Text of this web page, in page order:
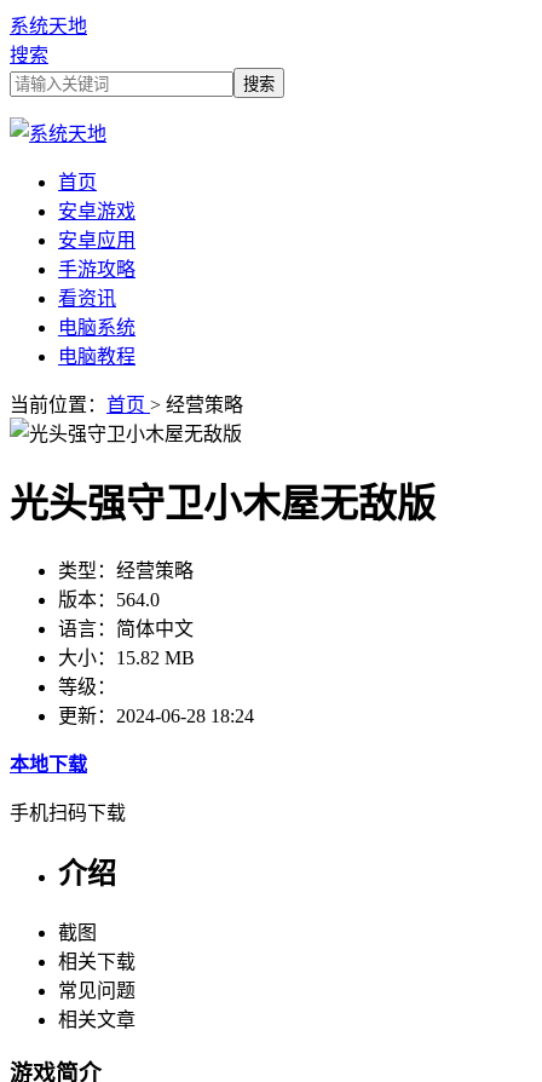
系统天地
搜索
首页
安卓游戏
安卓应用
手游攻略
看资讯
电脑系统
电脑教程
当前位置： 首页 > 经营策略
光头强守卫小木屋无敌版
类型： 经营策略
版本： 564.0
语言： 简体中文
大小： 15.82 MB
等级：
更新： 2024-06-28 18:24
本地下载
手机扫码下载
介绍
截图
相关下载
常见问题
相关文章
游戏简介